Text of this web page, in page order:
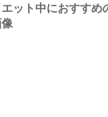
ット中におすす